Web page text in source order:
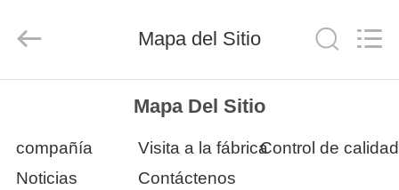
PRODUCTOS
한국
China
Bueno
Mapa del Sitio
Mapa Del Sitio
compañía Visita a la fábricaControl de calidad
Noticias
Contáctenos